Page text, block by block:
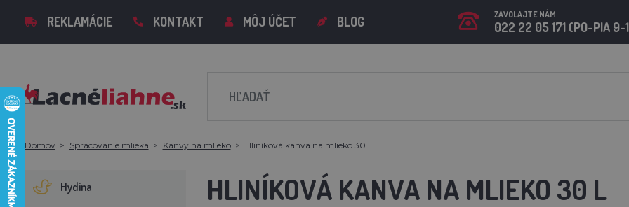
REKLAMÁCIE KONTAKT MÔJ ÚČET BLOG ZAVOLAJTE NÁM
022 22 05 171 (PO-PIA 9-
Domov Spracovanie mlieka Kanvy na mlieko Hliníková kanva na mlieko 30 l
Hydina HLINÍKOVÁ KANVA NA MLIEKO 30 L